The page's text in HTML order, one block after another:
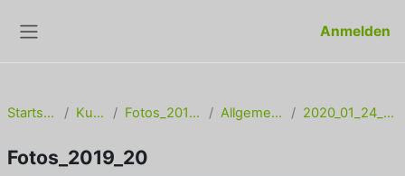
Anmelden
Startseite Kurse Fotos_2019_20 Allgemeines 2020_01_24_SL P5
Fotos_2019_20